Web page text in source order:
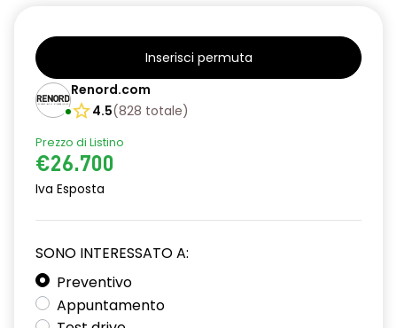
Inserisci permuta
Renord.com
4.5(828 totale)
Prezzo di Listino
€26.700
Iva Esposta
SONO INTERESSATO A:
Preventivo
Appuntamento